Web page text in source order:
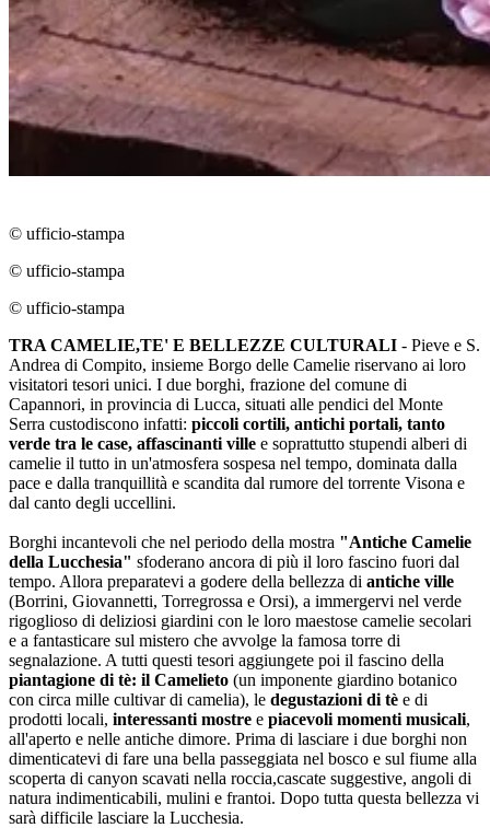
© ufficio-stampa
© ufficio-stampa
© ufficio-stampa
TRA CAMELIE,TE' E BELLEZZE CULTURALI - Pieve e S.
Andrea di Compito, insieme Borgo delle Camelie riservano ai loro
visitatori tesori unici. I due borghi, frazione del comune di
Capannori, in provincia di Lucca, situati alle pendici del Monte
Serra custodiscono infatti: piccoli cortili, antichi portali, tanto
verde tra le case, affascinanti ville e soprattutto stupendi alberi di
camelie il tutto in un'atmosfera sospesa nel tempo, dominata dalla
pace e dalla tranquillità e scandita dal rumore del torrente Visona e
dal canto degli uccellini.
Borghi incantevoli che nel periodo della mostra "Antiche Camelie
della Lucchesia" sfoderano ancora di più il loro fascino fuori dal
tempo. Allora preparatevi a godere della bellezza di antiche ville
(Borrini, Giovannetti, Torregrossa e Orsi), a immergervi nel verde
rigoglioso di deliziosi giardini con le loro maestose camelie secolari
e a fantasticare sul mistero che avvolge la famosa torre di
segnalazione. A tutti questi tesori aggiungete poi il fascino della
piantagione di tè: il Camelieto (un imponente giardino botanico
con circa mille cultivar di camelia), le degustazioni di tè e di
prodotti locali, interessanti mostre e piacevoli momenti musicali,
all'aperto e nelle antiche dimore. Prima di lasciare i due borghi non
dimenticatevi di fare una bella passeggiata nel bosco e sul fiume alla
scoperta di canyon scavati nella roccia,cascate suggestive, angoli di
natura indimenticabili, mulini e frantoi. Dopo tutta questa bellezza vi
sarà difficile lasciare la Lucchesia.